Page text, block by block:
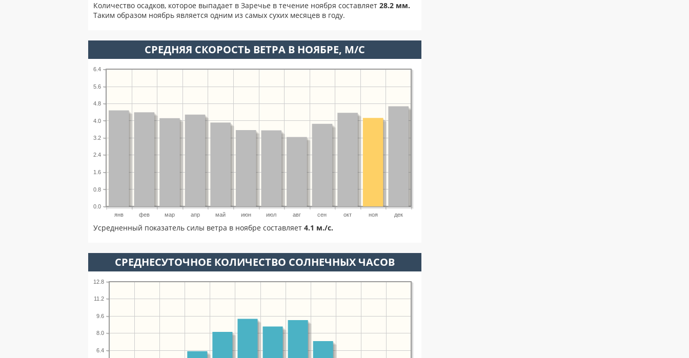
Количество осадков, которое выпадает в Заречье в течение ноября составляет 28.2 мм.
Таким образом ноябрь является одним из самых сухих месяцев в году.
СРЕДНЯЯ СКОРОСТЬ ВЕТРА В НОЯБРЕ, М/С
янв фев мар апр май июн июл авг сен окт ноя дек
0.0
0.8
1.6
2.4
3.2
4.0
4.8
5.6
6.4
Усредненный показатель силы ветра в ноябре составляет 4.1 м./с.
СРЕДНЕСУТОЧНОЕ КОЛИЧЕСТВО СОЛНЕЧНЫХ ЧАСОВ
6.4
8.0
9.6
11.2
12.8